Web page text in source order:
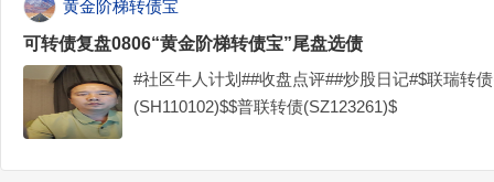
黄金阶梯转债宝
可转债复盘0806“黄金阶梯转债宝”尾盘选债
#社区牛人计划##收盘点评##炒股日记#$联瑞转
(SH110102)$$普联转债(SZ123261)$